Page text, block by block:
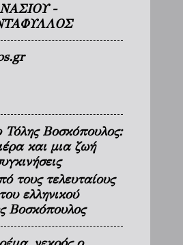
-
Τόλης Βοσκόπουλος:
και μια ζωή
τους τελευταίους
ελληνικού
Βοσκόπουλος